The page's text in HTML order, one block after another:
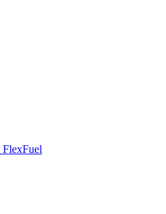
FlexFuel